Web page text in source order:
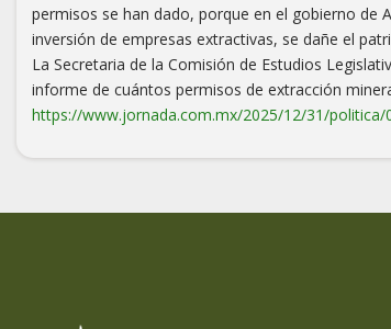
permisos se han dado, porque en el gobierno de
inversión de empresas extractivas, se dañe el
La Secretaria de la Comisión de Estudios
informe de cuántos permisos de extracción
https://www.jornada.com.mx/2025/12/31/politica/